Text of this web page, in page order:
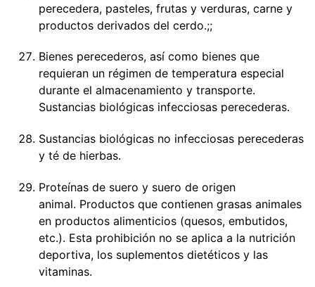
perecedera, pasteles, frutas y verduras, carne y
productos derivados del cerdo.;;
Bienes perecederos, así como bienes que
requieran un régimen de temperatura especial
durante el almacenamiento y transporte.
Sustancias biológicas infecciosas perecederas.
Sustancias biológicas no infecciosas perecederas
y té de hierbas.
Proteínas de suero y suero de origen
animal. Productos que contienen grasas animales
en productos alimenticios (quesos, embutidos,
etc.). Esta prohibición no se aplica a la nutrición
deportiva, los suplementos dietéticos y las
vitaminas.